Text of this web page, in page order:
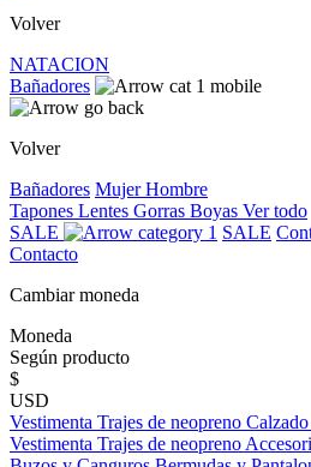
Volver
NATACION
Bañadores
Volver
Bañadores MujerHombre
Tapones Lentes Gorras Boyas Ver todo
SALE
SALE
Contacto
Cambiar moneda
Moneda
Según producto
$
USD
Vestimenta Trajes de neopreno Calzado
Vestimenta Trajes de neopreno